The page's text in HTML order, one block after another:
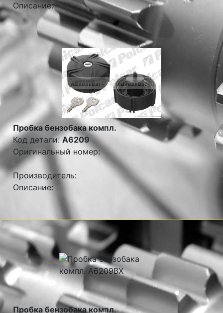
Описание:
Пробка бензобака компл.
Код детали:A6209
Оригинальный номер:
Производитель:
Описание:
Пробка бензобака компл.